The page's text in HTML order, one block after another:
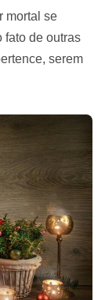
mortal se
fato de outras
serem